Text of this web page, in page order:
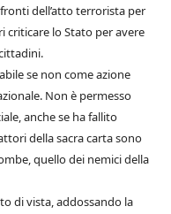
dell’atto terrorista per
criticare lo Stato per avere
se non come azione
Non è permesso
anche se ha fallito
della sacra carta sono
quello dei nemici della
di vista, addossando la